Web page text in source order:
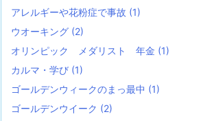
アレルギーや花粉症で事故 (1)
ウオーキング (2)
オリンピック メダリスト 年金 (1)
カルマ・学び (1)
ゴールデンウィークのまっ最中 (1)
ゴールデンウイーク (2)